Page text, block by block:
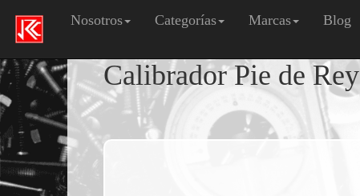
Nosotros Categorías Marcas Blog
Calibrador Pie de Rey